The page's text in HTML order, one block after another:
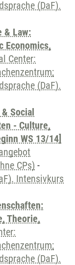
(DaF).
& Law:
Economics,
Center:
(DaF).
Social
- Culture,
WS 13/14]
CPs) -
Intensivkurs
Theorie,
(DaF).